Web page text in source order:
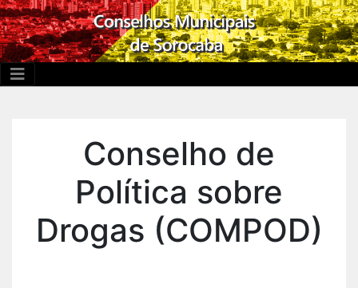
Conselho de
Política sobre
Drogas (COMPOD)